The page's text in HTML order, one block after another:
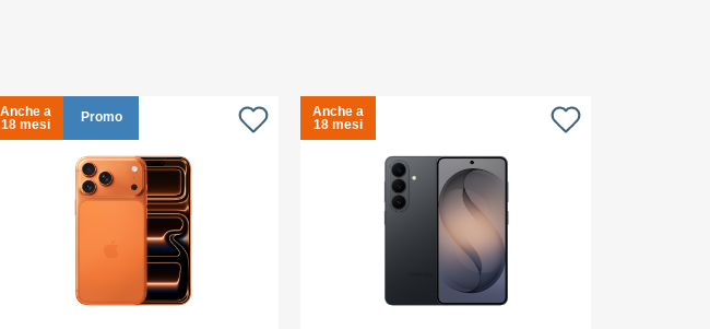
Anche a
18 mesi
Promo
Anche a
18 mesi